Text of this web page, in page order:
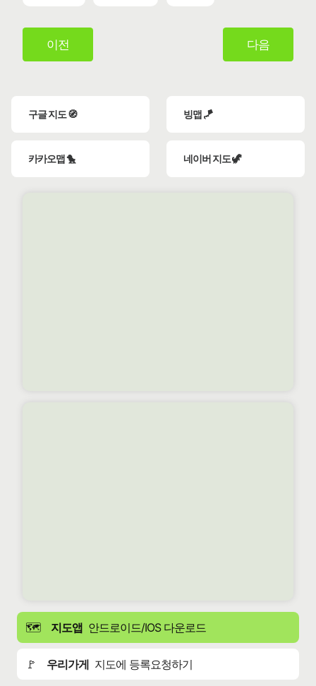
이전 다음
구글 지도 🧭 빙맵 🪁
카카오맵 🐤 네이버 지도 🦖
🗺️ 지도앱 안드로이드/IOS 다운로드
🚩 우리가게 지도에 등록요청하기